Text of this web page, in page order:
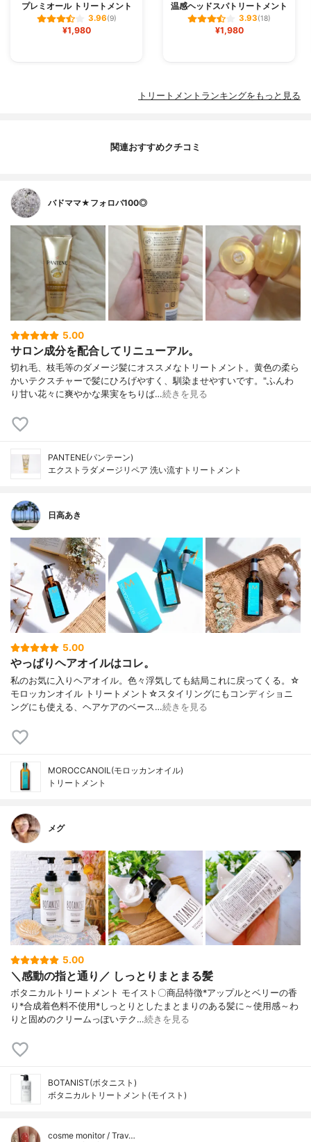
プレミオール トリートメント
3.96(9)
¥1,980
温感ヘッドスパトリートメント
3.93(18)
¥1,980
トリートメントランキングをもっと見る
関連おすすめクチコミ
バドママ★フォロバ100◎
5.00
サロン成分を配合してリニューアル。
切れ毛、枝毛等のダメージ髪にオススメなトリートメント。黄色の柔ら
かいテクスチャーで髪にひろげやすく、馴染ませやすいです。"ふんわ
り甘い花々に爽やかな果実をちりば…続きを見る
PANTENE(パンテーン)
エクストラダメージリペア 洗い流すトリートメント
日高あき
5.00
やっぱりヘアオイルはコレ。
私のお気に入りヘアオイル。色々浮気しても結局これに戻ってくる。☆
モロッカンオイル トリートメント☆スタイリングにもコンディショニ
ングにも使える、ヘアケアのベース…続きを見る
MOROCCANOIL(モロッカンオイル)
トリートメント
メグ
5.00
＼感動の指と通り／ しっとりまとまる髪
ボタニカルトリートメント モイスト〇商品特徴*アップルとベリーの香
り*合成着色料不使用*しっとりとしたまとまりのある髪に～使用感～わ
りと固めのクリームっぽいテク…続きを見る
BOTANIST(ボタニスト)
ボタニカルトリートメント(モイスト)
cosme monitor / Trav…